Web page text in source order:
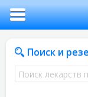
Поиск и
Поиск
лекарств